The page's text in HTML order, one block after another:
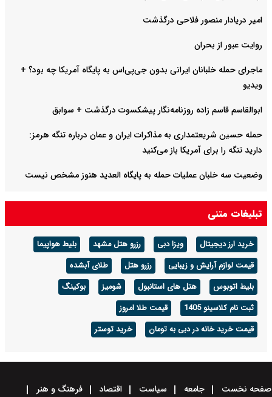
امیر دریادار منصور فلاحی درگذشت
روایت عبور از بحران
ماجرای حمله خلبانان ایرانی بدون جی‌پی‌اس به پایگاه آمریکا چه بود؟ +
ویدیو
ابوالقاسم قاسم زاده روزنامه‌نگار پیشکسوت درگذشت + سوابق
حمله حسین شریعتمداری به مذاکرات ایران و عمان درباره تنگه هرمز:
دارید تنگه را برای آمریکا باز می‌کنید
وضعیت سه خلبان عملیات حمله به پایگاه العدید هنوز مشخص نیست
جزئیات طرح مدیریت تنگه هرمز اعلام شد
تصاویری جدید از حسن روحانی و ظریف در یک جلسه/ جهانگیری با
ماسک آمد/ گپ و گفت علی جنتی با رئیس جمهور سابق
تبلیغات متنی
خرید ارز دیجیتال ویزا دبی رزرو هتل مشهد
بلیط هواپیما
قیمت لوازم آرایش و زیبایی
رزرو هتل
طلای آبشده
بلیط اتوبوس
هتل های استانبول شومیز
بوکینگ
ثبت نام کلاسینو 1405
قیمت طلا امروز
قیمت خرید خانه در دبی به تومان
خرید توستر
صفحه نخست جامعه سیاست اقتصاد فرهنگ و هنر